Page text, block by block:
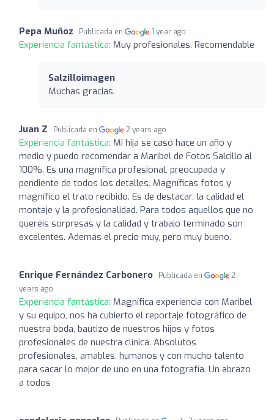
Pepa Muñoz Publicada en 1 year ago
Experiencia fantástica: Muy profesionales. Recomendable
Salzilloimagen
Muchas gracias.
Juan Z Publicada en 2 years ago
Experiencia fantástica: Mi hija se casó hace un año y
medio y puedo recomendar a Maribel de Fotos Salcillo al
100%. Es una magnífica profesional, preocupada y
pendiente de todos los detalles. Magníficas fotos y
magnífico el trato recibido. Es de destacar, la calidad el
montaje y la profesionalidad. Para todos aquellos que no
queréis sorpresas y la calidad y trabajo terminado son
excelentes. Además el precio muy, pero muy bueno.
Enrique Fernández Carbonero Publicada en
2
years ago
Experiencia fantástica: Magnífica experiencia con Maribel
y su equipo, nos ha cubierto el reportaje fotográfico de
nuestra boda, bautizo de nuestros hijos y fotos
profesionales de nuestra clínica. Absolutos
profesionales, amables, humanos y con mucho talento
para sacar lo mejor de uno en una fotografía. Un abrazo
a todos